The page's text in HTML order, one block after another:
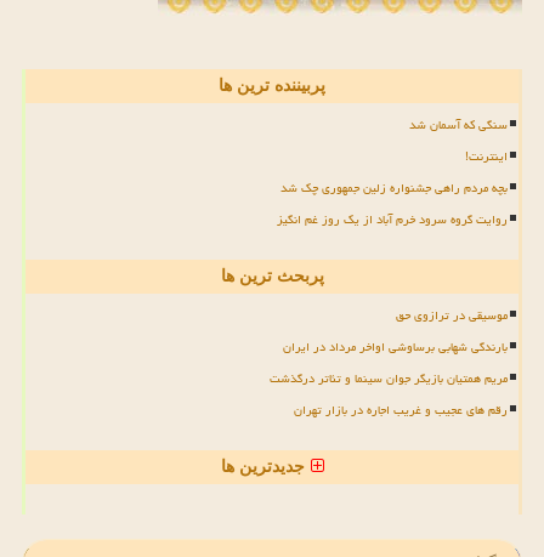
پربیننده ترین ها
سنگی که آسمان شد
اینترنت!
بچه مردم راهی جشنواره زلین جمهوری چک شد
روایت گروه سرود خرم آباد از یک روز غم انگیز
پربحث ترین ها
موسیقی در ترازوی حق
بارندگی شهابی برساوشی اواخر مرداد در ایران
مریم همتیان بازیگر جوان سینما و تئاتر درگذشت
رقم های عجیب و غریب اجاره در بازار تهران
جدیدترین ها